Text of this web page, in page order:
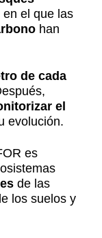
el que las
han
de cada
el
evolución.
es
de las
los suelos y